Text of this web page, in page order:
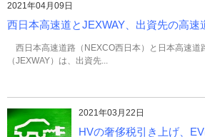
2021年04月09日
西日本高速道とJEXWAY、出資先の高速
西日本高速道路（NEXCO西日本）と日本高速道
（JEXWAY）は、出資先...
2021年03月22日
HVの奢侈税引き上げ、